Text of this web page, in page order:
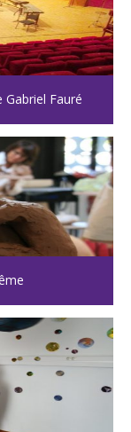
Fauré